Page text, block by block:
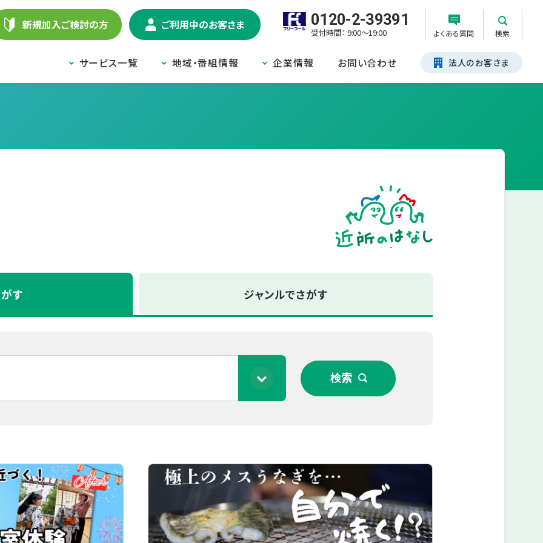
新規加入ご検討の方 ご利用中のお客さま 0120-2-39391
受付時間： 9:00～19:00 よくある質問 検索
サービス一覧 地域・番組情報 企業情報 お問い合わせ 法人のお客さま
す ジャンルでさがす
検索